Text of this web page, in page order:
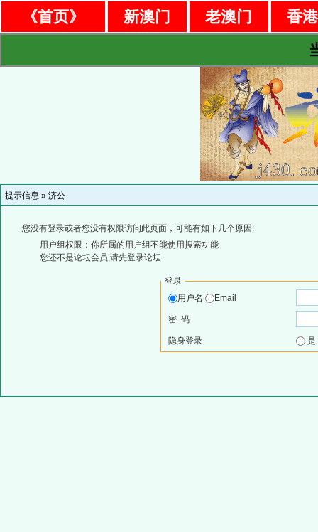
《首页》 新澳门 老澳门
香
提示信息 » 济公
您没有登录或者您没有权限访问此页面，可能有如下几个原因:
用户组权限：你所属的用户组不能使用搜索功能
您还不是论坛会员,请先登录论坛
登录
用户名
Email
密 码
隐身登录